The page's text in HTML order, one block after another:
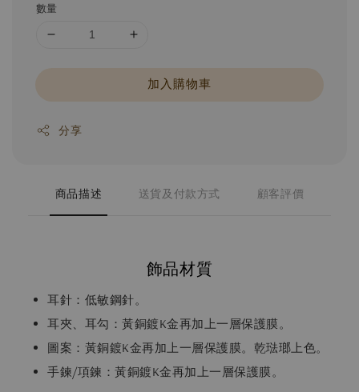
數量
加入購物車
分享
商品描述 送貨及付款方式 顧客評價
飾品材質
耳針：低敏鋼針。
耳夾、耳勾：黃銅鍍K金再加上一層保護膜。
圖案：黃銅鍍K金再加上一層保護膜。乾琺瑯上色。
手鍊/項鍊：黃銅鍍K金再加上一層保護膜。